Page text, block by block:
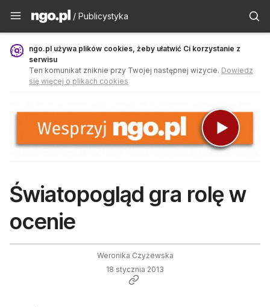
Publicystyka - ngo.pl
/ Publicystyka
ngo.pl używa plików cookies, żeby ułatwić Ci korzystanie z
serwisu
Ten komunikat zniknie przy Twojej następnej wizycie. Dowiedz
się więcej o plikach cookies
Światopogląd gra rolę w
ocenie
Weronika Czyżewska
18 stycznia 2013